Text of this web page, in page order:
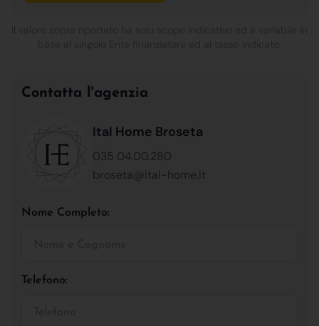
Contatta l'agenzia
Ital Home Broseta
035 04.00.280
broseta@ital-home.it
Nome Completo:
Telefono: